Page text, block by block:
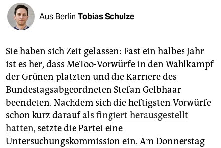
unterstützen
abo
genossenschaft
epaper login
Aus Berlin Tobias Schulze
Sie haben sich Zeit gelassen: Fast ein halbes Jahr
ist es her, dass MeToo-Vorwürfe in den Wahlkampf
der Grünen platzten und die Karriere des
Bundestagsabgeordneten Stefan Gelbhaar
beendeten. Nachdem sich die heftigsten Vorwürfe
schon kurz daraufals fingiert herausgestellt
hatten, setzte die Partei eine
Untersuchungskommission ein. Am Donnerstag